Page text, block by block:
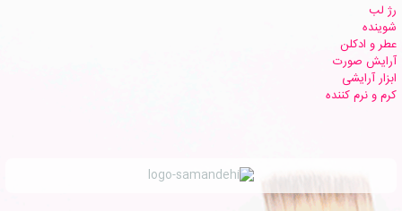
رژ لب
شوینده
عطر و ادکلن
آرایش صورت
ابزار آرایشی
کرم و نرم کننده